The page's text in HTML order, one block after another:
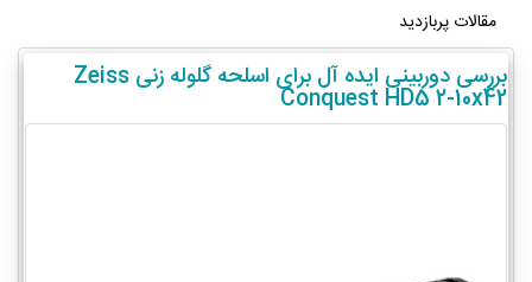
مقالات پربازدید
بررسی دوربینی ایده آل برای اسلحه گلوله زنی Zeiss
Conquest HD5 2-10x42